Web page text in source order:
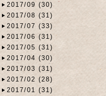
2017/09 (30)
2017/08 (31)
2017/07 (33)
2017/06 (31)
2017/05 (31)
2017/04 (30)
2017/03 (31)
2017/02 (28)
2017/01 (31)